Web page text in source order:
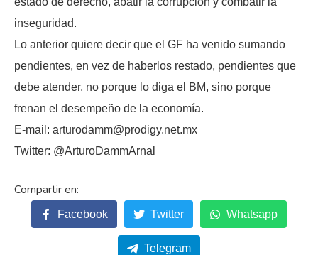
inseguridad.
Lo anterior quiere decir que el GF ha venido sumando
pendientes, en vez de haberlos restado, pendientes que
debe atender, no porque lo diga el BM, sino porque
frenan el desempeño de la economía.
E-mail: arturodamm@prodigy.net.mx
Twitter: @ArturoDammArnal
Facebook Twitter Whatsapp
Telegram